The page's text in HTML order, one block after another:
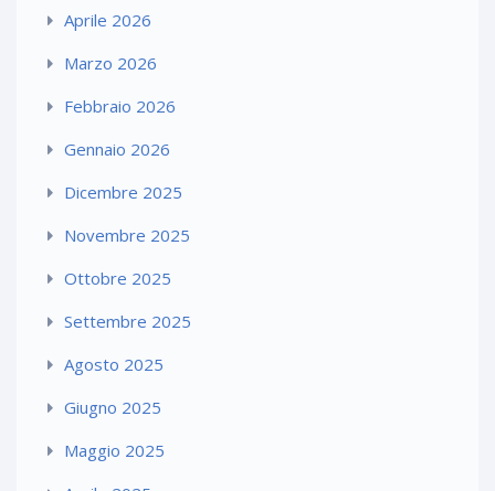
Aprile 2026
Marzo 2026
Febbraio 2026
Gennaio 2026
Dicembre 2025
Novembre 2025
Ottobre 2025
Settembre 2025
Agosto 2025
Giugno 2025
Maggio 2025